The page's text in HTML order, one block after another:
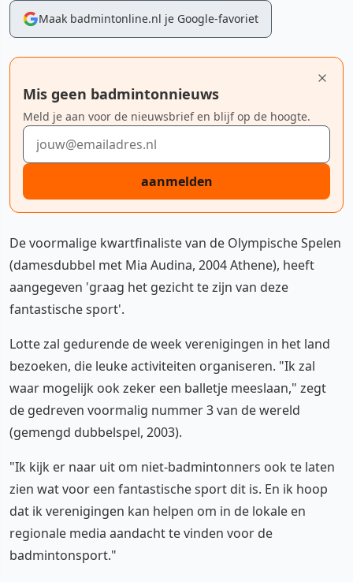
Maak badmintonline.nl je Google-favoriet
Mis geen badmintonnieuws
Meld je aan voor de nieuwsbrief en blijf op de hoogte.
E-mailadres
aanmelden
De voormalige kwartfinaliste van de Olympische Spelen
(damesdubbel met Mia Audina, 2004 Athene), heeft
aangegeven 'graag het gezicht te zijn van deze
fantastische sport'.
Lotte zal gedurende de week verenigingen in het land
bezoeken, die leuke activiteiten organiseren. "Ik zal
waar mogelijk ook zeker een balletje meeslaan," zegt
de gedreven voormalig nummer 3 van de wereld
(gemengd dubbelspel, 2003).
"Ik kijk er naar uit om niet-badmintonners ook te laten
zien wat voor een fantastische sport dit is. En ik hoop
dat ik verenigingen kan helpen om in de lokale en
regionale media aandacht te vinden voor de
badmintonsport."